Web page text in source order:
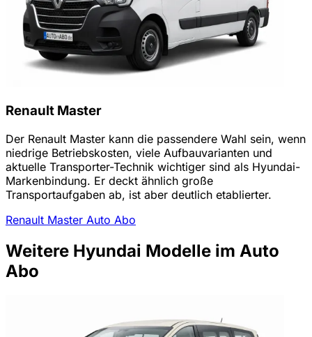
Renault Master
Der Renault Master kann die passendere Wahl sein, wenn
niedrige Betriebskosten, viele Aufbauvarianten und
aktuelle Transporter-Technik wichtiger sind als Hyundai-
Markenbindung. Er deckt ähnlich große
Transportaufgaben ab, ist aber deutlich etablierter.
Renault Master Auto Abo
Weitere Hyundai Modelle im Auto
Abo